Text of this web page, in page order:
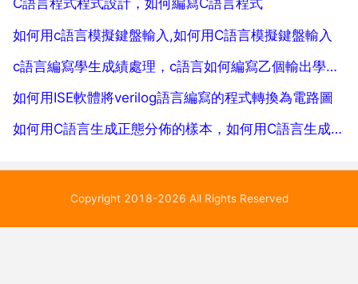
C語言程式程式設計，如何編寫C語言程式
如何用c語言模擬鍵盤輸入,如何用C語言模擬鍵盤輸入
c語言編寫學生成績處理，c語言如何編寫乙個輸出學生成績等級的程式？
如何用ISE軟體將verilog語言編寫的程式轉換為電路圖
如何用C語言生成正態分佈的樣本，如何用C語言生成乙個正態分佈的樣本
Copyright 2018-2026 All Rights Reserved